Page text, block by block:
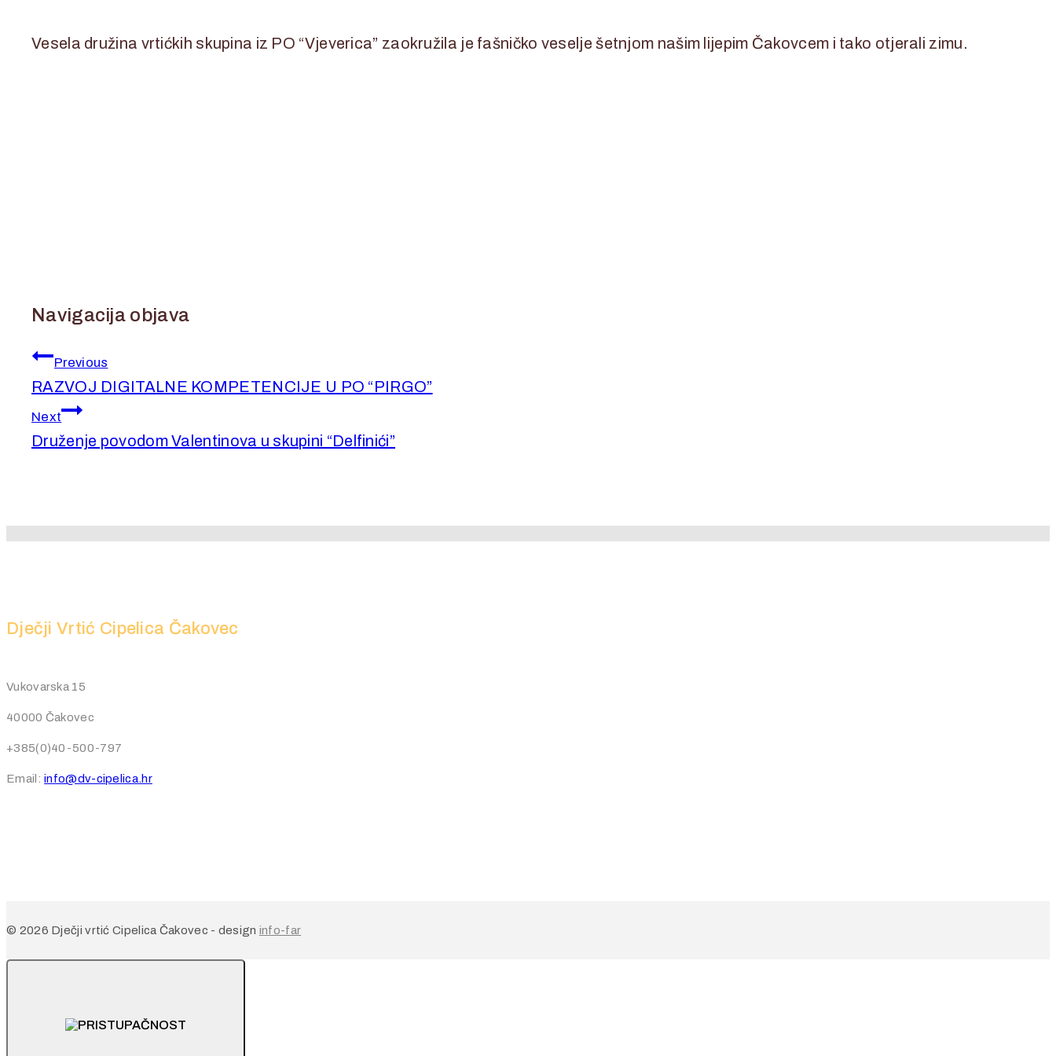
Vesela družina vrtićkih skupina iz PO “Vjeverica” zaokružila je fašničko veselje šetnjom našim lijepim Čakovcem i tako otjerali zimu.
Navigacija objava
Previous
RAZVOJ DIGITALNE KOMPETENCIJE U PO “PIRGO”
Next
Druženje povodom Valentinova u skupini “Delfinići”
Dječji Vrtić Cipelica Čakovec
Vukovarska 15
40000 Čakovec
+385(0)40-500-797
Email:info@dv-cipelica.hr
© 2026 Dječji vrtić Cipelica Čakovec - design info-far